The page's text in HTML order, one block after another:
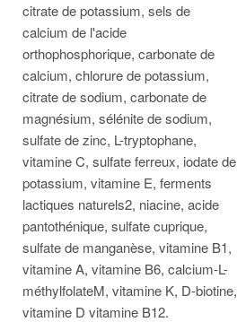
citrate de potassium, sels de
calcium de l'acide
orthophosphorique, carbonate de
calcium, chlorure de potassium,
citrate de sodium, carbonate de
magnésium, sélénite de sodium,
sulfate de zinc, L-tryptophane,
vitamine C, sulfate ferreux, iodate de
potassium, vitamine E, ferments
lactiques naturels2, niacine, acide
pantothénique, sulfate cuprique,
sulfate de manganèse, vitamine B1,
vitamine A, vitamine B6, calcium-L-
méthylfolateM, vitamine K, D-biotine,
vitamine D vitamine B12.